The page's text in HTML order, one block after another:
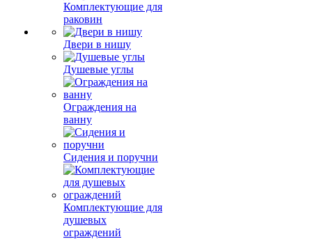
Комплектующие для
раковин
Двери в нишу
Душевые углы
Ограждения на
ванну
Сидения и поручни
Комплектующие для
душевых
ограждений